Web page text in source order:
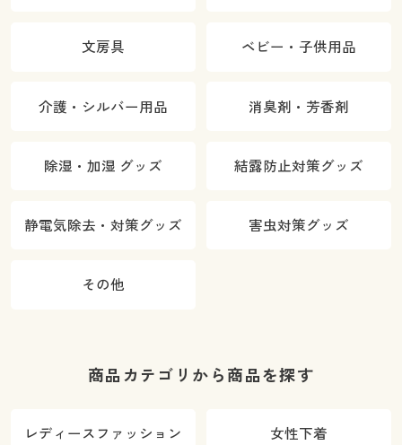
文房具 ベビー・子供用品
介護・シルバー用品 消臭剤・芳香剤
除湿・加湿 グッズ 結露防止対策グッズ
静電気除去・対策グッズ 害虫対策グッズ
その他
商品カテゴリから商品を探す
レディースファッション 女性下着